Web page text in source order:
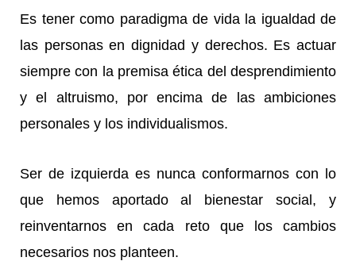
Es tener como paradigma de vida la igualdad de
las personas en dignidad y derechos. Es actuar
siempre con la premisa ética del desprendimiento
y el altruismo, por encima de las ambiciones
personales y los individualismos.
Ser de izquierda es nunca conformarnos con lo
que hemos aportado al bienestar social, y
reinventarnos en cada reto que los cambios
necesarios nos planteen.